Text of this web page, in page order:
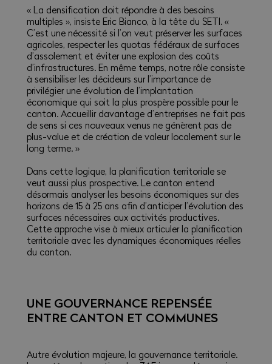
« La densification doit répondre à des besoins
multiples », insiste Eric Bianco, à la tête du SETI. «
C’est une nécessité si l’on veut préserver les surfaces
agricoles, respecter les quotas fédéraux de surfaces
d’assolement et éviter une explosion des coûts
d’infrastructures. En même temps, notre rôle consiste
à sensibiliser les décideurs sur l’importance de
privilégier une évolution de l’implantation
économique qui soit la plus prospère possible pour le
canton. Accueillir davantage d’entreprises ne fait pas
de sens si ces nouveaux venus ne génèrent pas de
plus-value et de création de valeur localement sur le
long terme. »
Dans cette logique, la planification territoriale se
veut aussi plus prospective. Le canton entend
désormais analyser les besoins économiques sur des
horizons de 15 à 25 ans afin d’anticiper l’évolution des
surfaces nécessaires aux activités productives.
Cette approche vise à mieux articuler la planification
territoriale avec les dynamiques économiques réelles
du canton.
UNE GOUVERNANCE REPENSÉE
ENTRE CANTON ET COMMUNES
Autre évolution majeure, la gouvernance territoriale.